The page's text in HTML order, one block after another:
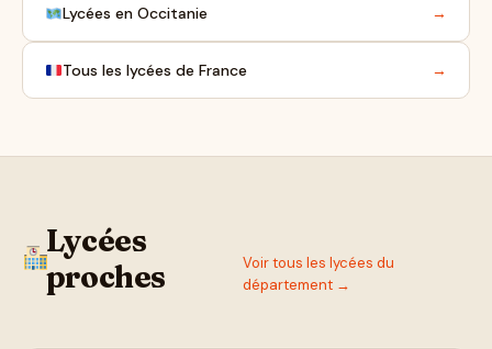
Lycées en Occitanie →
Tous les lycées de France →
Lycées
proches
Voir tous les lycées du
département →